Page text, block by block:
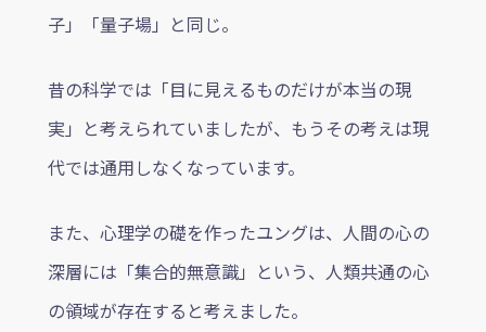
子」「量子場」と同じ。
昔の科学では「目に見えるものだけが本当の現
実」と考えられていましたが、もうその考えは現
代では通用しなくなっています。
また、心理学の礎を作ったユングは、人間の心の
深層には「集合的無意識」という、人類共通の心
の領域が存在すると考えました。